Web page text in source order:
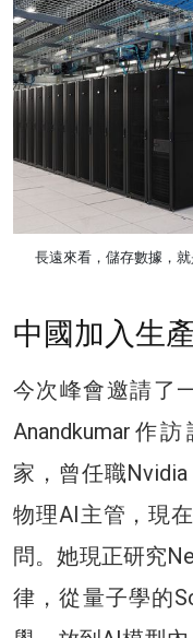
長遠來看，儲存數據，
中國加入生
今次峰會邀請了
Anandkumar作
家，曾任職
物理AI主管，現
問。她現正研究
律，從量子學的